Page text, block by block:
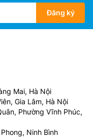
Đăng ký
Mai, Hà Nội
Gia Lâm, Hà Nội
Phường Vĩnh Phúc,
Ninh Bình